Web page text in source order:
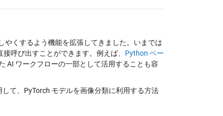
やくするよう機能を拡張してきました。いまでは
呼び出すことができます。例えば、 Python ベー
AI ワークフローの一部として活用することも容
して、PyTorch モデルを画像分類に利用する方法